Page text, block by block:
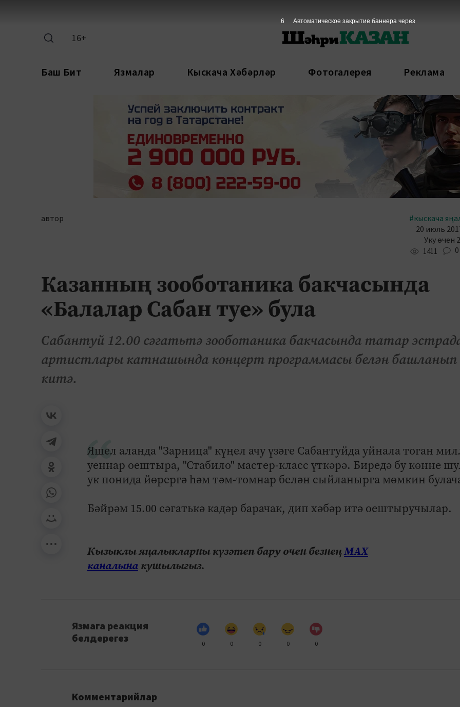
16+
Баш Бит Язмалар Кыскача Хәбәрләр Фотогалерея Реклама
автор
#кыскача
20 июль
Уку өчен
1411 0
Казанның зооботаника бакчасында
«Балалар Сабан туе» була
Сабантуй 12.00 сәгатьтә зооботаника бакчасында татар
артистлары катнашында концерт программасы белән башланып
китә.
Яшел аланда "Зарница" күңел ачу үзәге Сабантуйда уйнала тоган
уеннар оештыра, "Стабило" мастер-класс үткәрә. Биредә бу көнне
ук понида йөрергә һәм тәм-томнар белән сыйланырга мөмкин
Бәйрәм 15.00 сәгатькә кадәр барачак, дип хәбәр итә оештыручылар.
Кызыклы яңалыкларны күзәтеп бару өчен безнеңМАХ
каналына кушылыгыз.
Язмага реакция
белдерегез
0 0 0 0 0
Комментарийлар
5 Автоматическое закрытие баннера через